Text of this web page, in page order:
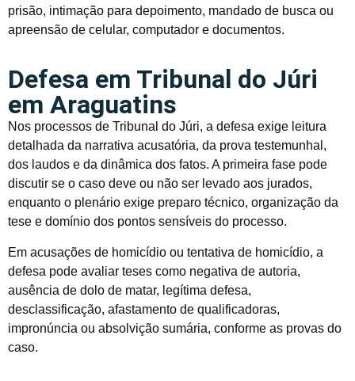
prisão, intimação para depoimento, mandado de busca ou
apreensão de celular, computador e documentos.
Defesa em Tribunal do Júri
em Araguatins
Nos processos de Tribunal do Júri, a defesa exige leitura
detalhada da narrativa acusatória, da prova testemunhal,
dos laudos e da dinâmica dos fatos. A primeira fase pode
discutir se o caso deve ou não ser levado aos jurados,
enquanto o plenário exige preparo técnico, organização da
tese e domínio dos pontos sensíveis do processo.
Em acusações de homicídio ou tentativa de homicídio, a
defesa pode avaliar teses como negativa de autoria,
ausência de dolo de matar, legítima defesa,
desclassificação, afastamento de qualificadoras,
impronúncia ou absolvição sumária, conforme as provas do
caso.